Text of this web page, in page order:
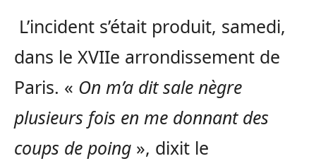
L’incident s’était produit, samedi,
dans le XVIIe arrondissement de
Paris. « On m’a dit sale nègre
plusieurs fois en me donnant des
coups de poing », dixit le